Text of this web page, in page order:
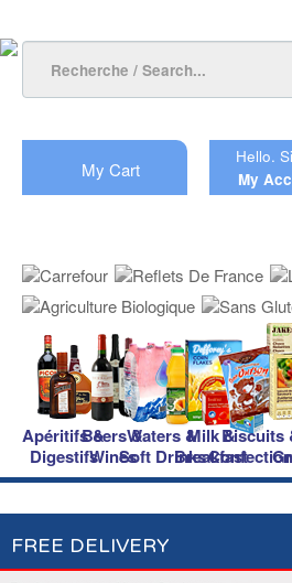
My Cart
Hello.
My
Apéritifs &
Digestifs
Beers &
Wines
Waters &
Soft Drinks
Milk &
Breakfast
Biscuits
FREE DELIVERY